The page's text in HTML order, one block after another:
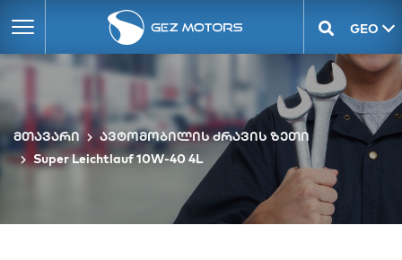
GEO
ENG
მთავარი
ავტომობილის ძრავის ზეთი
Super Leichtlauf 10W-40 4L